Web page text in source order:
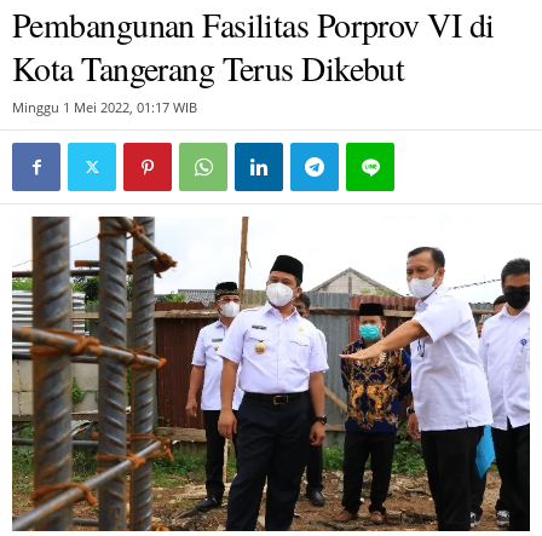
Pembangunan Fasilitas Porprov VI di
Kota Tangerang Terus Dikebut
Minggu 1 Mei 2022, 01:17 WIB